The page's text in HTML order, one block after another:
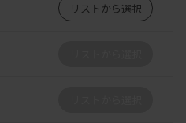
リストから選択